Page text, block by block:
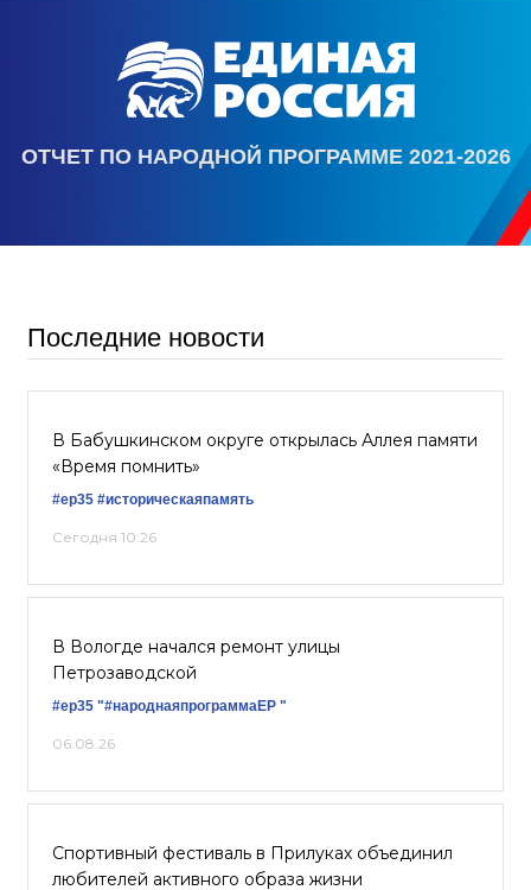
ОТЧЕТ ПО НАРОДНОЙ ПРОГРАММЕ 2021-2026
Последние новости
В Бабушкинском округе открылась Аллея памяти
«Время помнить»
#ер35 #историческаяпамять
Сегодня 10:26
В Вологде начался ремонт улицы
Петрозаводской
#ер35 "#народнаяпрограммаЕР "
06.08.26
Спортивный фестиваль в Прилуках объединил
любителей активного образа жизни